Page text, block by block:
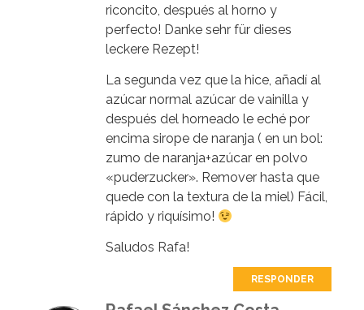
riconcito, después al horno y
perfecto! Danke sehr für dieses
leckere Rezept!
La segunda vez que la hice, añadí al
azúcar normal azúcar de vainilla y
después del horneado le eché por
encima sirope de naranja ( en un bol:
zumo de naranja+azúcar en polvo
«puderzucker». Remover hasta que
quede con la textura de la miel) Fácil,
rápido y riquísimo!
Saludos Rafa!
RESPONDER